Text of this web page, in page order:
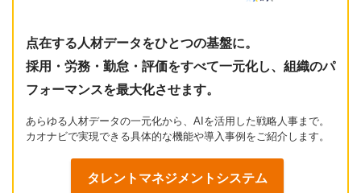
点在する人材データをひとつの基盤に。
採用・労務・勤怠・評価をすべて一元化し、組織のパ
フォーマンスを最大化させます。
あらゆる人材データの一元化から、AIを活用した戦略人事まで。
カオナビで実現できる具体的な機能や導入事例をご紹介します。
タレントマネジメントシステム